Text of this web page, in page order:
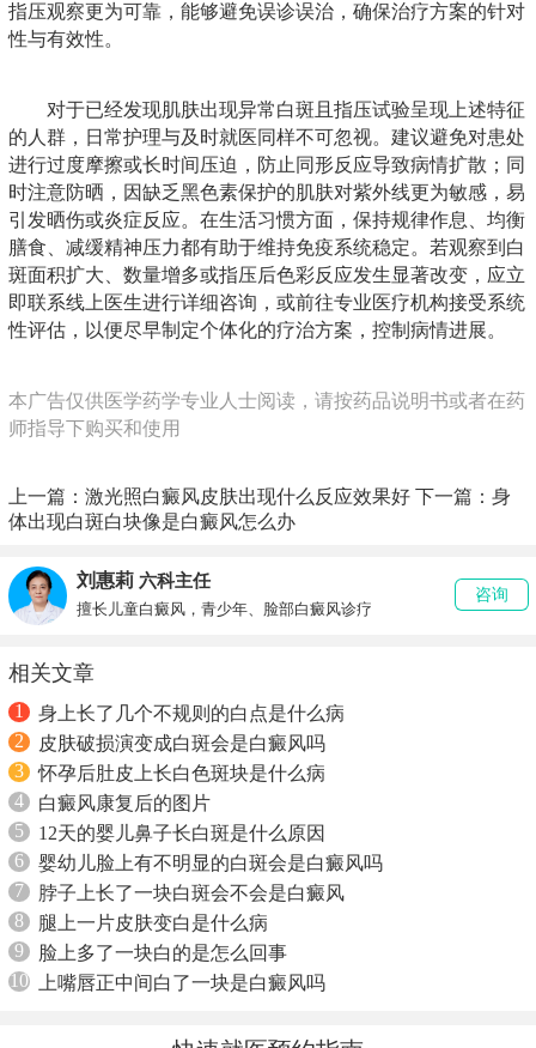
指压观察更为可靠，能够避免误诊误治，确保治疗方案的针对
性与有效性。
对于已经发现肌肤出现异常白斑且指压试验呈现上述特征
的人群，日常护理与及时就医同样不可忽视。建议避免对患处
进行过度摩擦或长时间压迫，防止同形反应导致病情扩散；同
时注意防晒，因缺乏黑色素保护的肌肤对紫外线更为敏感，易
引发晒伤或炎症反应。在生活习惯方面，保持规律作息、均衡
膳食、减缓精神压力都有助于维持免疫系统稳定。若观察到白
斑面积扩大、数量增多或指压后色彩反应发生显著改变，应立
即联系线上医生进行详细咨询，或前往专业医疗机构接受系统
性评估，以便尽早制定个体化的疗治方案，控制病情进展。
本广告仅供医学药学专业人士阅读，请按药品说明书或者在药
师指导下购买和使用
上一篇： 激光照白癜风皮肤出现什么反应效果好 下一篇： 身
体出现白斑白块像是白癜风怎么办
刘惠莉 六科主任
擅长儿童白癜风，青少年、脸部白癜风诊疗
咨询
相关文章
1
身上长了几个不规则的白点是什么病
2
皮肤破损演变成白斑会是白癜风吗
3
怀孕后肚皮上长白色斑块是什么病
4
白癜风康复后的图片
5
12天的婴儿鼻子长白斑是什么原因
6
婴幼儿脸上有不明显的白斑会是白癜风吗
7
脖子上长了一块白斑会不会是白癜风
8
腿上一片皮肤变白是什么病
9
脸上多了一块白的是怎么回事
10
上嘴唇正中间白了一块是白癜风吗